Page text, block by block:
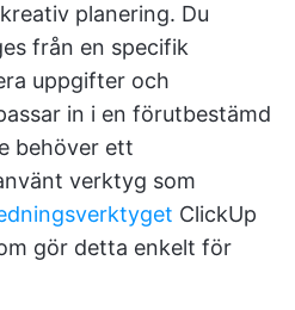
planering. Du
från en specifik
uppgifter och
in i en förutbestämd
behöver ett
verktyg som
ClickUp
gör detta enkelt för